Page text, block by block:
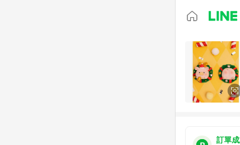
訂單